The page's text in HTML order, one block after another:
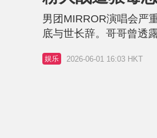
男团MIRROR演唱会严
底与世长辞。哥哥曾透
言因一张「迷因图」遭
ILLIT的粉丝大战，更因
娱乐 2026-06-01 16:03 HKT